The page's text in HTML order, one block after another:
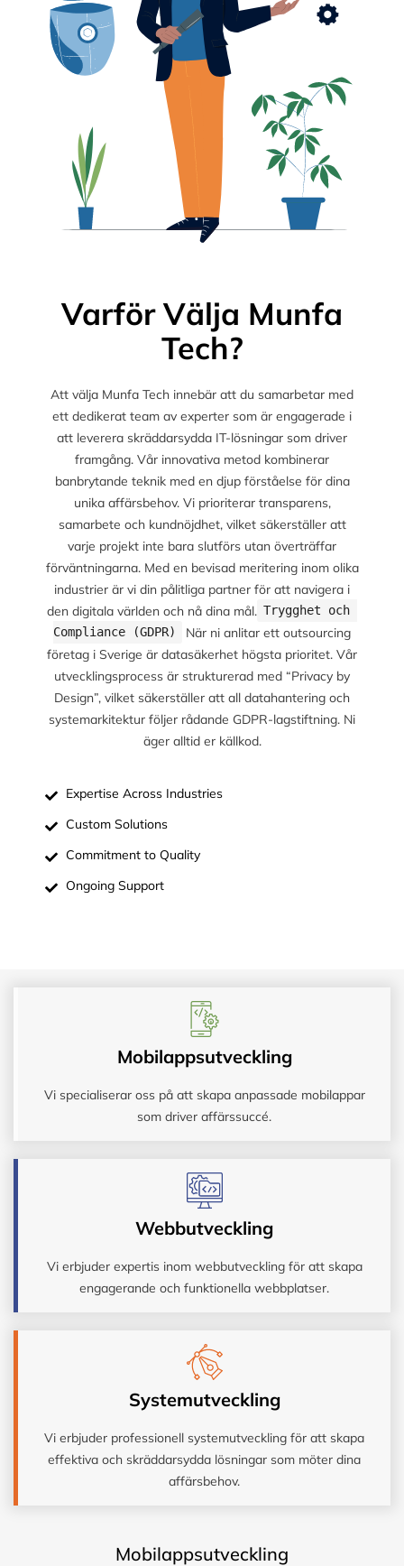
Varför Välja Munfa
Tech?
Att välja Munfa Tech innebär att du samarbetar med
ett dedikerat team av experter som är engagerade i
att leverera skräddarsydda IT-lösningar som driver
framgång. Vår innovativa metod kombinerar
banbrytande teknik med en djup förståelse för dina
unika affärsbehov. Vi prioriterar transparens,
samarbete och kundnöjdhet, vilket säkerställer att
varje projekt inte bara slutförs utan överträffar
förväntningarna. Med en bevisad meritering inom olika
industrier är vi din pålitliga partner för att navigera i
den digitala världen och nå dina mål. Trygghet och
Compliance (GDPR)
När ni anlitar ett outsourcing
företag i Sverige är datasäkerhet högsta prioritet. Vår
utvecklingsprocess är strukturerad med “Privacy by
Design”, vilket säkerställer att all datahantering och
systemarkitektur följer rådande GDPR-lagstiftning. Ni
äger alltid er källkod.
Expertise Across Industries
Custom Solutions
Commitment to Quality
Ongoing Support
Mobilappsutveckling
Vi specialiserar oss på att skapa anpassade mobilappar
som driver affärssuccé.
Webbutveckling
Vi erbjuder expertis inom webbutveckling för att skapa
engagerande och funktionella webbplatser.
Systemutveckling
Vi erbjuder professionell systemutveckling för att skapa
effektiva och skräddarsydda lösningar som möter dina
affärsbehov.
Mobilappsutveckling